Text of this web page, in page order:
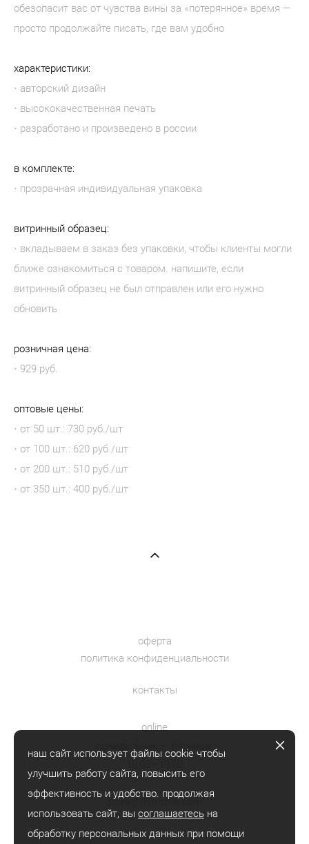
обезопасит вас от чувства вины за «потерянное» время —
просто продолжайте писать, где вам удобно
характеристики:
· авторский дизайн
· высококачественная печать
· разработано и произведено в россии
в комплекте:
· прозрачная индивидуальная упаковка
витринный образец:
· вкладываем в заказ без упаковки, чтобы клиенты могли
ближе ознакомиться с товаром. напишите, если
витринный образец не был отправлен или его нужно
обновить
розничная цена:
· 929 руб.
оптовые цены:
· от 50 шт.: 730 руб./шт
· от 100 шт.: 620 руб./шт
· от 200 шт.: 510 руб./шт
· от 350 шт.: 400 руб./шт
оферта
политика конфиденциальности
контакты
online
понедельник — пятница
store@mitrozhe.com
наш сайт использует файлы cookie чтобы
улучшить работу сайта, повысить его
эффективность и удобство. продолжая
использовать сайт, вы соглашаетесь на
обработку персональных данных при помощи